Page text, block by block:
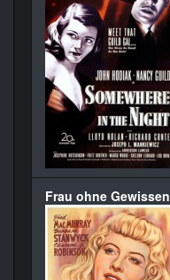
Frau ohne Gewissen